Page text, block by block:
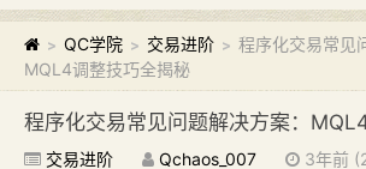
新添加量子混沌系统板
> QC学院 > 交易进阶 > 程序化交易常见
MQL4调整技巧全揭秘
程序化交易常见问题解决方案：
交易进阶 Qchaos_007
3年前